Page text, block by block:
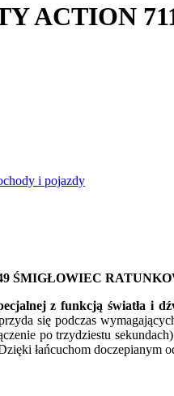
ACTION
i pojazdy
ŚMIGŁOWIEC
z funkcją światła i
się podczas
po trzydziestu
łańcuchom doczepianym